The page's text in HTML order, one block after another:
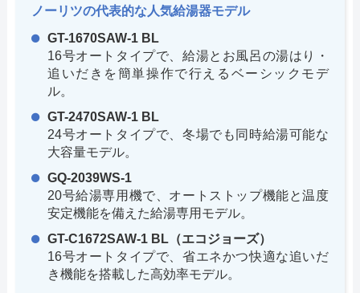
ノーリツの代表的な人気給湯器モデル
GT-1670SAW-1 BL
16号オートタイプで、給湯とお風呂の湯はり・
追いだきを簡単操作で行えるベーシックモデ
ル。
GT-2470SAW-1 BL
24号オートタイプで、冬場でも同時給湯可能な
大容量モデル。
GQ-2039WS-1
20号給湯専用機で、オートストップ機能と温度
安定機能を備えた給湯専用モデル。
GT-C1672SAW-1 BL（エコジョーズ）
16号オートタイプで、省エネかつ快適な追いだ
き機能を搭載した高効率モデル。